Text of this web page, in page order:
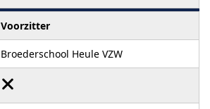
Voorzitter
Broederschool Heule VZW